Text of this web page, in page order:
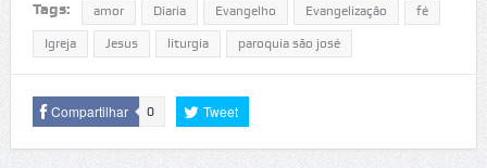
Tags: amor Diaria Evangelho Evangelização fé
Igreja Jesus liturgia paroquia são josé
Compartilhar 0 Tweet